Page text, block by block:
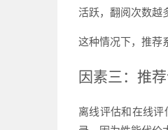
活跃，翻阅次数越
这种情况下，推荐
因素三：推
离线评估和在线